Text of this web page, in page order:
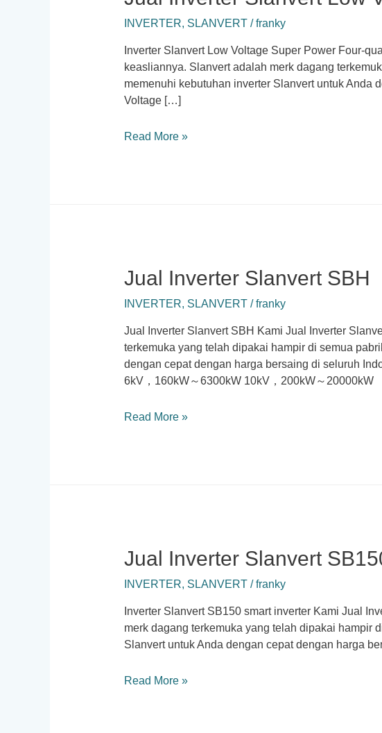
INVERTER, SLANVERT/franky
Inverter Slanvert Low Voltage Super Power Four-
keasliannya. Slanvert adalah merk dagang
memenuhi kebutuhan inverter Slanvert untuk Anda
Voltage […]
Jual
Read More »
Jual Inverter Slanvert SBH
INVERTER, SLANVERT/franky
Jual Inverter Slanvert SBH Kami Jual Inverter
terkemuka yang telah dipakai hampir di semua
dengan cepat dengan harga bersaing di seluruh
6kV，160kW～6300kW 10kV，200kW～20000kW
Jual
Read More »
Jual Inverter Slanvert
INVERTER, SLANVERT/franky
Inverter Slanvert SB150 smart inverter Kami Jual
merk dagang terkemuka yang telah dipakai hampir
Slanvert untuk Anda dengan cepat dengan harga
Jual
Read More »